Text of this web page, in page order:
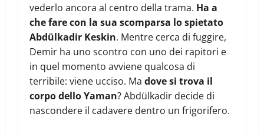
vederlo ancora al centro della trama. Ha a
che fare con la sua scomparsa lo spietato
Abdülkadir Keskin. Mentre cerca di fuggire,
Demir ha uno scontro con uno dei rapitori e
in quel momento avviene qualcosa di
terribile: viene ucciso. Ma dove si trova il
corpo dello Yaman? Abdülkadir decide di
nascondere il cadavere dentro un frigorifero.